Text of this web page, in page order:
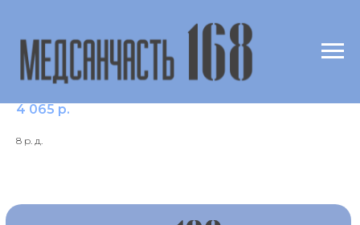
с210 Тетракаин & Дикаин /Tetracain IgG
4 065 р.
8 р. д.